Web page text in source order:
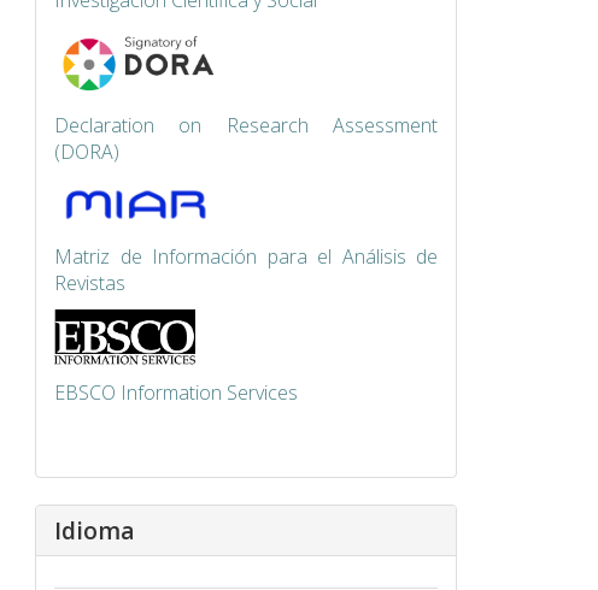
Declaration on Research Assessment
(DORA)
Matriz de Información para el Análisis de
Revistas
EBSCO Information Services
Idioma